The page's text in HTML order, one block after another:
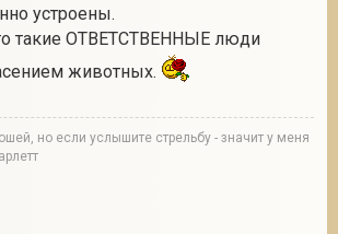
устроены.
такие ОТВЕТСТВЕННЫЕ люди
животных.
но если услышите стрельбу - значит у меня